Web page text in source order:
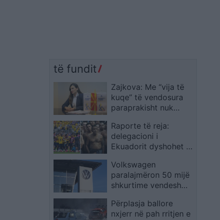
të fundit
Zajkova: Me “vija të
kuqe” të vendosura
paraprakisht nuk
Raporte të reja:
delegacioni i
Ekuadorit dyshohet se
kartelet meksikane
para disfatës ndaj
Meksikës
Volkswagen
paralajmëron 50 mijë
shkurtime vendesh
“Modeli ynë i biznesit
nuk funksionon më”
Përplasja ballore
nxjerr në pah rritjen e